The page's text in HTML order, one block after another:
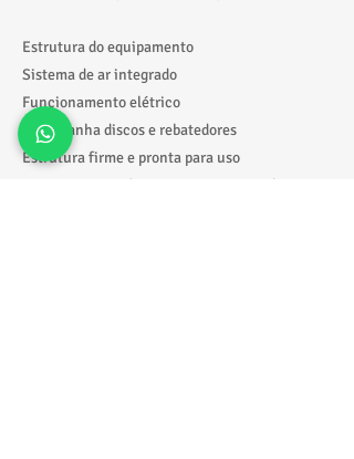
Estrutura do equipamento
Sistema de ar integrado
Funcionamento elétrico
Acompanha discos e rebatedores
Estrutura firme e pronta para uso
👉 Não precisa de monitor — uso simples e